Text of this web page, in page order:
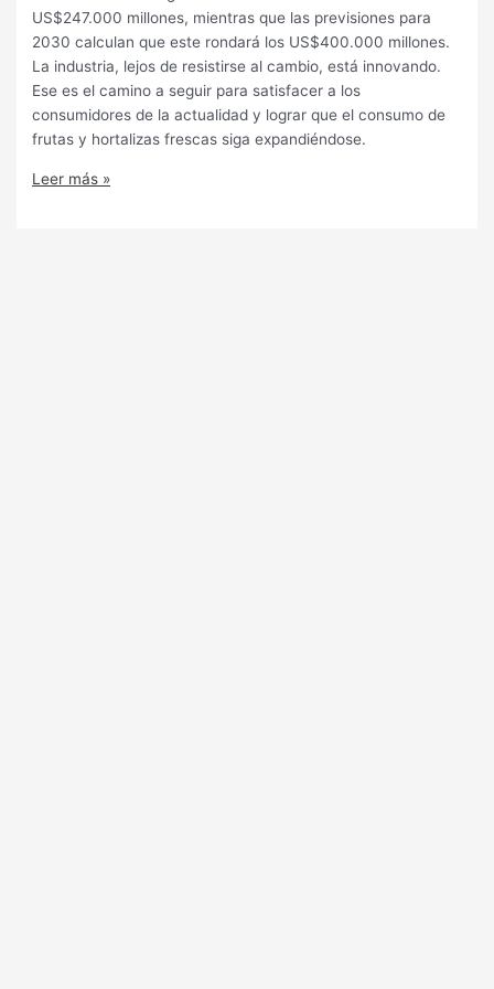
US$247.000 millones, mientras que las previsiones para
2030 calculan que este rondará los US$400.000 millones.
La industria, lejos de resistirse al cambio, está innovando.
Ese es el camino a seguir para satisfacer a los
consumidores de la actualidad y lograr que el consumo de
frutas y hortalizas frescas siga expandiéndose.
Leer más »